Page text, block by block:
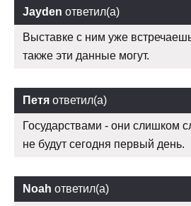
Jayden ответил(а)
Выставке с ним уже
также эти данные могут.
Петя ответил(а)
Государствами - они слишком
не будут сегодня первый день.
Noah ответил(а)